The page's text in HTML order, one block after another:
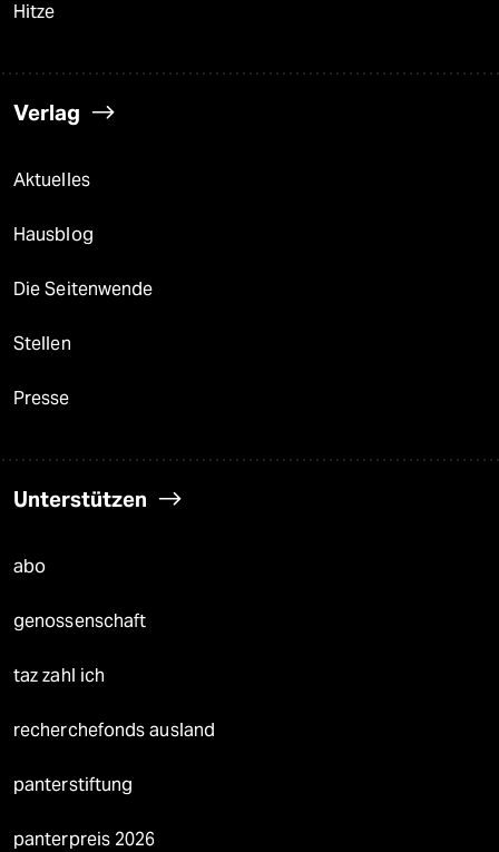
Hitze
Verlag
Aktuelles
Hausblog
Die Seitenwende
Stellen
Presse
Unterstützen
abo
genossenschaft
taz zahl ich
recherchefonds ausland
panterstiftung
panterpreis 2026